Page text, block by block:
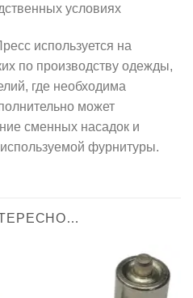
условиях
используется на
по производству одежды,
где необходима
может
сменных насадок и
фурнитуры.